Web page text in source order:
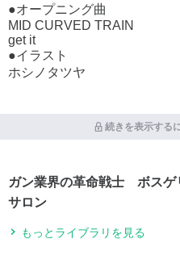
●オープニング曲
MID CURVED TRAIN
get it
●イラスト
ホシノタツヤ
続きを表示する
ガン業界の革命戦士 ボスゲ
サロン
もっとライブラリを見る